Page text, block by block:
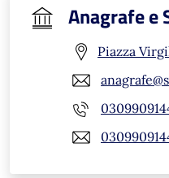
Anagrafe e
Piazza